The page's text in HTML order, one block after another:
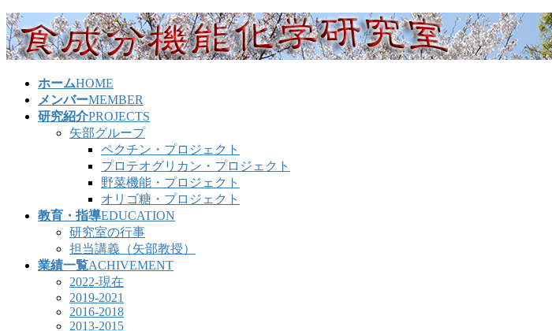
コ
ン
テ
ナ
ビ
ゲ
ホームHOME
メンバーMEMBER
研究紹介PROJECTS
矢部グループ
ペクチン・プロジェクト
プロテオグリカン・プロジェクト
野菜機能・プロジェクト
オリゴ糖・プロジェクト
教育・指導EDUCATION
研究室の行事
担当講義（矢部教授）
業績一覧ACHIVEMENT
2022-現在
2019-2021
2016-2018
2013-2015